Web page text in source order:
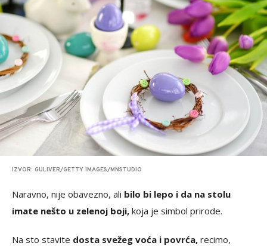
IZVOR: GULIVER/GETTY IMAGES/MNSTUDIO
Naravno, nije obavezno, ali bilo bi lepo i da na stolu
imate nešto u zelenoj boji, koja je simbol prirode.
Na sto stavite dosta svežeg voća i povrća, recimo,